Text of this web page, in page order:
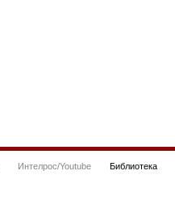
Интелрос/Youtube Библиотека